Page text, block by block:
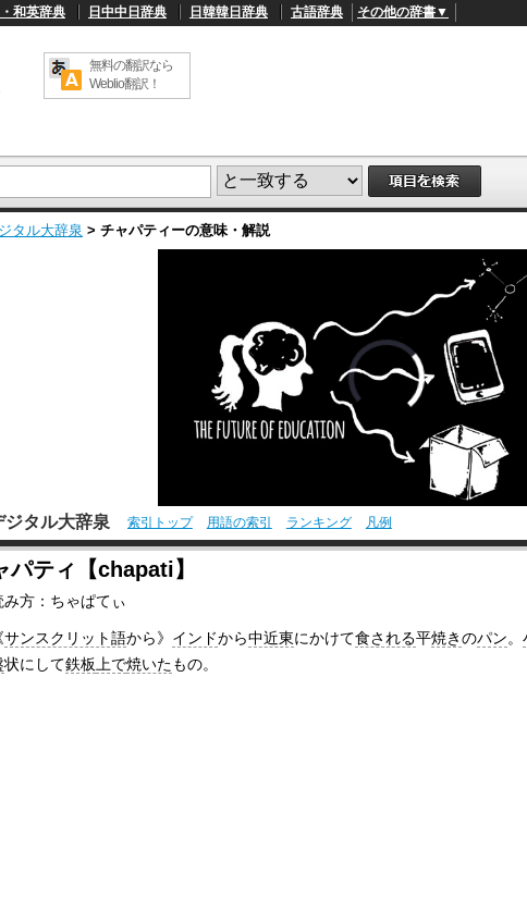
和英辞典 日中中日辞典 日韓韓日辞典 古語辞典 その他の辞書▼
無料の翻訳なら
Weblio翻訳！
タル大辞泉 > チャパティーの意味・解説
ジタル大辞泉 索引トップ 用語の索引 ランキング 凡例
パティ【chapati】
み方：ちゃぱてぃ
サンスクリット語から》 インドから中近東にかけて食される平焼きのパン。
状にして鉄板 上で焼いたもの。